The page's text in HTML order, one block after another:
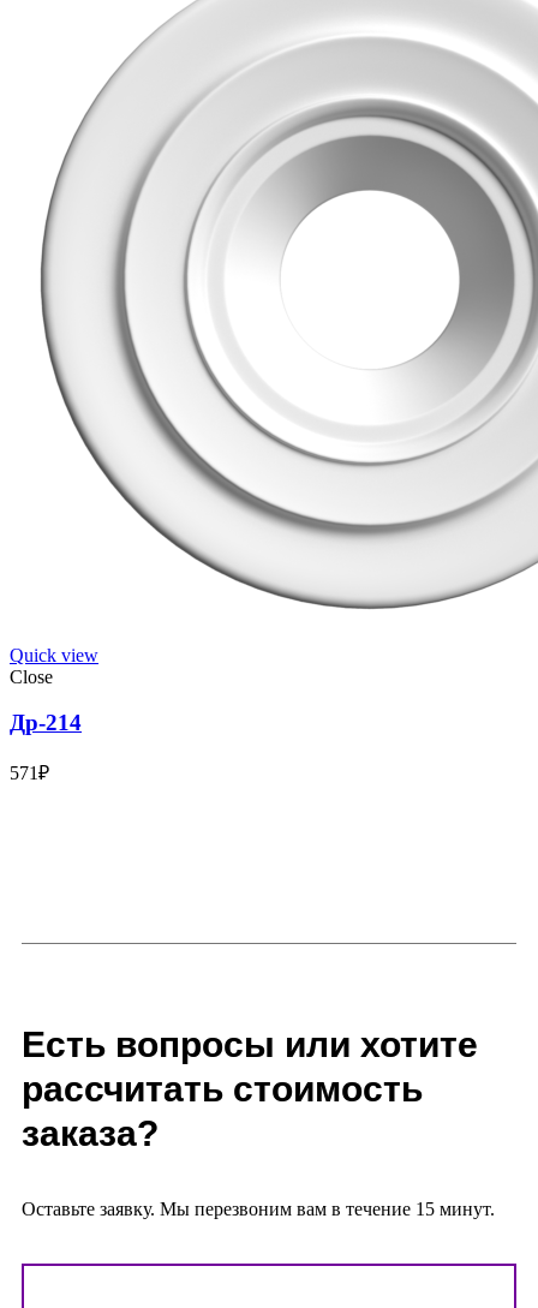
Quick view
Close
Др-214
571₽
Есть вопросы или хотите
рассчитать стоимость
заказа?
Оставьте заявку. Мы перезвоним вам в течение 15 минут.